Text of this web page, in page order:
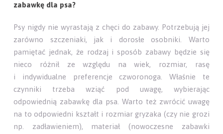
zabawkę dla psa?
Psy nigdy nie wyrastają z chęci do zabawy. Potrzebują jej
zarówno szczeniaki, jak i dorosłe osobniki. Warto
pamiętać jednak, że rodzaj i sposób zabawy będzie się
nieco różnił ze względu na wiek, rozmiar, rasę
i indywidualne preferencje czworonoga. Właśnie te
czynniki trzeba wziąć pod uwagę, wybierając
odpowiednią zabawkę dla psa. Warto też zwrócić uwagę
na to odpowiedni kształt i rozmiar gryzaka (czy nie grozi
np. zadławieniem), materiał (nowoczesne zabawki